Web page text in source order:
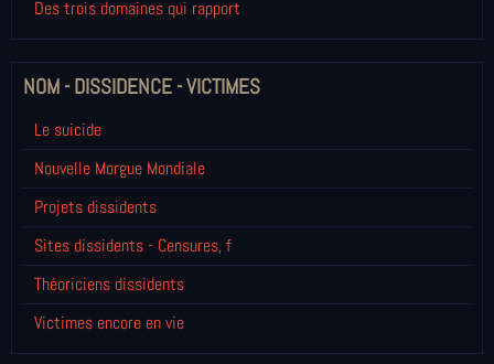
Des trois domaines qui rapport
NOM - DISSIDENCE - VICTIMES
Le suicide
Nouvelle Morgue Mondiale
Projets dissidents
Sites dissidents - Censures, f
Théoriciens dissidents
Victimes encore en vie